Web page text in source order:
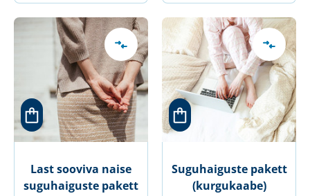
Last sooviva naise
suguhaiguste pakett
Suguhaiguste pakett
(kurgukaabe)